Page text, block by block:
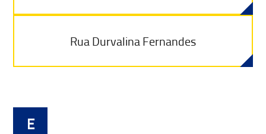
Rua Durvalina Fernandes
E